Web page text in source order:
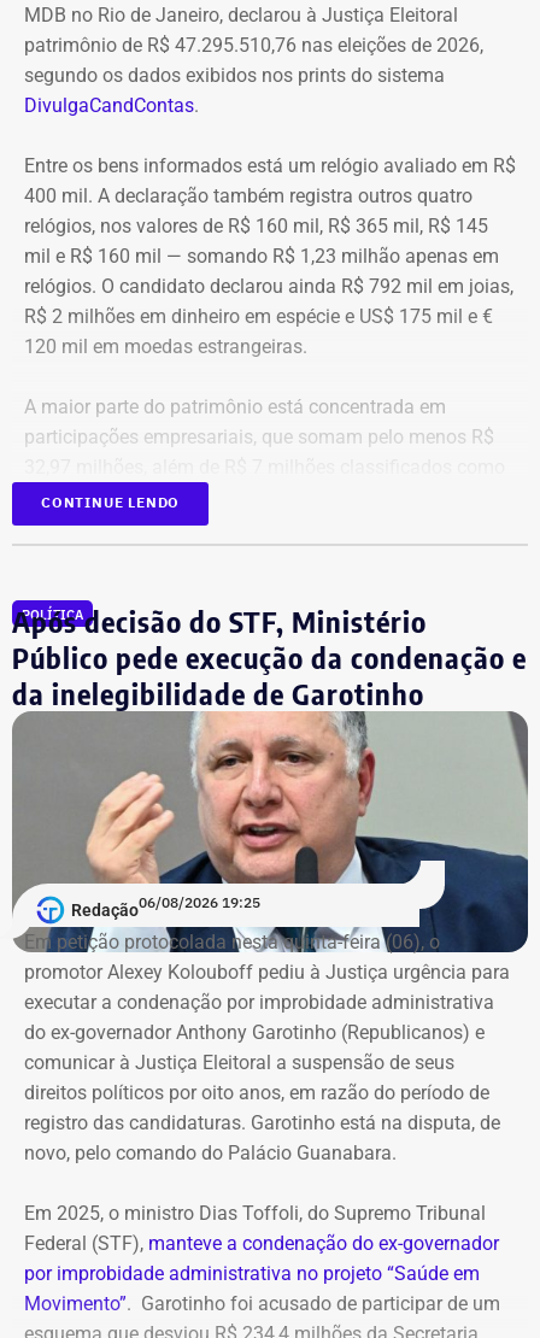
MDB no Rio de Janeiro, declarou à Justiça Eleitoral
patrimônio de R$ 47.295.510,76 nas eleições de 2026,
segundo os dados exibidos nos prints do sistema
DivulgaCandContas.
Entre os bens informados está um relógio avaliado em R$
400 mil. A declaração também registra outros quatro
relógios, nos valores de R$ 160 mil, R$ 365 mil, R$ 145
mil e R$ 160 mil — somando R$ 1,23 milhão apenas em
relógios. O candidato declarou ainda R$ 792 mil em joias,
R$ 2 milhões em dinheiro em espécie e US$ 175 mil e €
120 mil em moedas estrangeiras.
A maior parte do patrimônio está concentrada em
participações empresariais, que somam pelo menos R$
“valores de diversos créditos”. Também aparecem na
relação imóveis, incluindo uma cobertura declarada por
sobre marca, modelo ou valor de mercado dos relógios.
CONTINUE LENDO
POLÍTICA
Após decisão do STF, Ministério
Público pede execução da condenação e
da inelegibilidade de Garotinho
Redação06/08/2026 19:25
Em petição protocolada nesta quinta-feira (06), o
promotor Alexey Kolouboff pediu à Justiça urgência para
executar a condenação por improbidade administrativa
do ex-governador Anthony Garotinho (Republicanos) e
comunicar à Justiça Eleitoral a suspensão de seus
direitos políticos por oito anos, em razão do período de
registro das candidaturas. Garotinho está na disputa, de
novo, pelo comando do Palácio Guanabara.
Em 2025, o ministro Dias Toffoli, do Supremo Tribunal
Federal (STF), manteve a condenação do ex-governador
por improbidade administrativa no projeto “Saúde em
Movimento”. Garotinho foi acusado de participar de um